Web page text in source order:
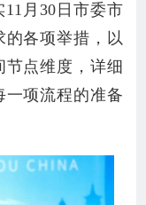
月30日市委市
的各项举措，以
点维度，详细
一项流程的准备